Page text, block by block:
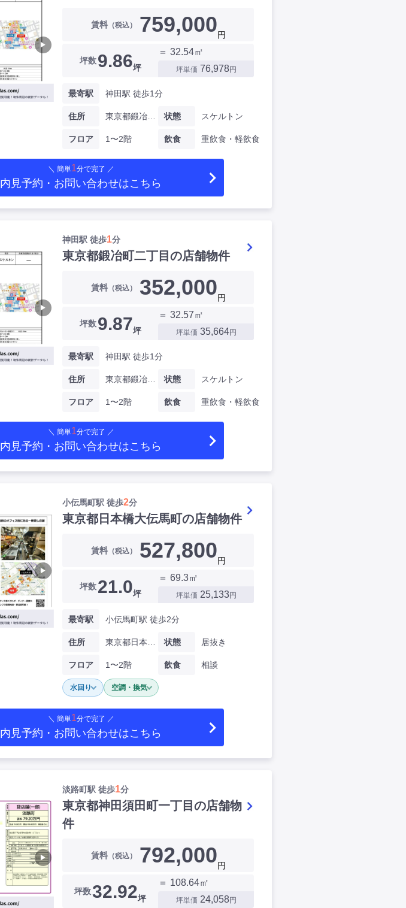
▶
賃料（税込） 759,000円
坪数 9.86坪
＝ 32.54㎡
坪単価 76,978円
最寄駅 神田駅 徒歩1分
住所
フロア 1〜2階
状態 スケルトン
飲食 重飲食・軽飲食
＼ 簡単1分で完了 ／
内見予約・お問い合わせはこちら
▶
神田駅 徒歩1分
東京都鍛冶町二丁目の店舗物件
賃料（税込） 352,000円
坪数 9.87坪
＝ 32.57㎡
坪単価 35,664円
最寄駅 神田駅 徒歩1分
住所
フロア 1〜2階
状態 スケルトン
飲食 重飲食・軽飲食
＼ 簡単1分で完了 ／
内見予約・お問い合わせはこちら
▶
小伝馬町駅 徒歩2分
東京都日本橋大伝馬町の店舗物件
賃料（税込） 527,800円
坪数 21.0坪
＝ 69.3㎡
坪単価 25,133円
最寄駅 小伝馬町駅 徒歩2分
住所
フロア 1〜2階
状態 居抜き
飲食 相談
水回り 空調・換気
＼ 簡単1分で完了 ／
内見予約・お問い合わせはこちら
▶
淡路町駅 徒歩1分
東京都神田須田町一丁目の店舗物
件
賃料（税込） 792,000円
坪数32.92坪
＝ 108.64㎡
坪単価 24,058円